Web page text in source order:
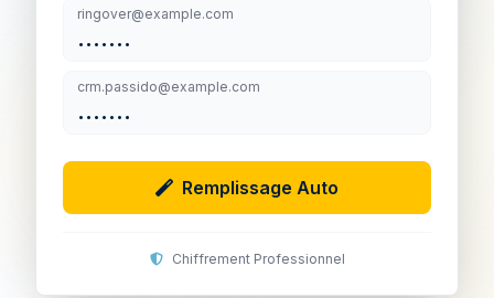
ringover@example.com
crm.passido@example.com
Remplissage Auto
Chiffrement Professionnel